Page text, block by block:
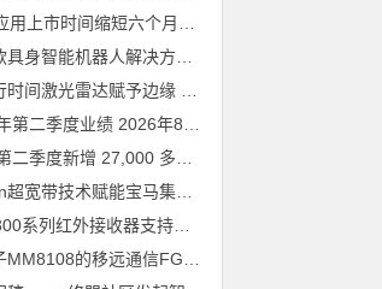
第二季度业绩 2026年8月6日
恩智浦Trimension超宽带技术赋能宝马集团Digital Key Plus及生命体存在检测功能
Vishay TSOP15300系列红外接收器支持所有主流遥控代码